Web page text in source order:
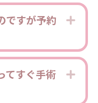
ですが予約
てすぐ手術